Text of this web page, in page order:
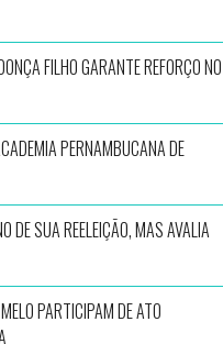
FILHO GARANTE REFORÇO NO
PERNAMBUCANA DE
DE SUA REELEIÇÃO, MAS AVALIA
PARTICIPAM DE ATO